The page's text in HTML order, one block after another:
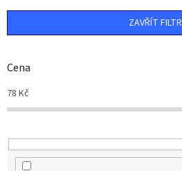
í
r
d
u
t
ů
ZAVŘÍT FILTR
Cena
78 Kč